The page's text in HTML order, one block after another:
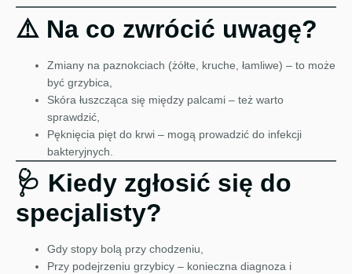
⚠️ Na co zwrócić uwagę?
Zmiany na paznokciach (żółte, kruche, łamliwe) – to może
być grzybica,
Skóra łuszcząca się między palcami – też warto
sprawdzić,
Pęknięcia pięt do krwi – mogą prowadzić do infekcji
bakteryjnych.
🩺 Kiedy zgłosić się do
specjalisty?
Gdy stopy bolą przy chodzeniu,
Przy podejrzeniu grzybicy – konieczna diagnoza i